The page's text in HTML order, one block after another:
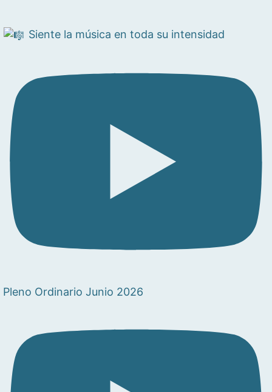
Siente la música en toda su intensidad
Pleno Ordinario Junio 2026